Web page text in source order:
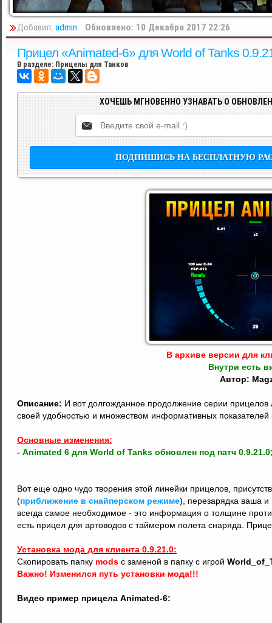
Добавил: admin Обновлено: 10 Декабря 2017 22:26
Прицел «Animated-6» для World of Tanks
В разделе: Прицелы для Танков
ХОЧЕШЬ МГНОВЕННО УЗНАВАТЬ О
В архиве версии для
Внутри есть
Автор:
Описание: И вот долгожданное продолжение серии прицелов
своей удобностью и множеством информативных показателей
Основные изменения:
- Animated 6 для World of Tanks обновлен под патч
Вот еще одно чудо творения этой линейки прицелов,
(приближение в снайперском режиме), перезарядка ваша и
всегда самое необходимое - это информация о толщине
есть прицел для артоводов с таймером полета снаряда.
Установка мода для клиента 0.9.21.0:
Скопировать папку mods с заменой в папку с игрой
Важно! Изменился путь установки мода!!!
Видео пример прицела Animated-6: